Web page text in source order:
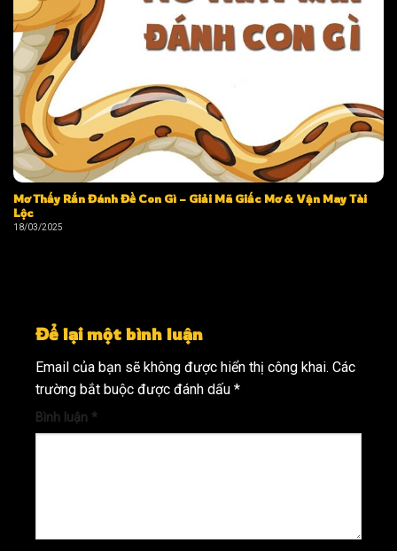
Mơ Thấy Rắn Đánh Đề Con Gì – Giải Mã Giấc Mơ & Vận May Tài
Lộc
18/03/2025
Để lại một bình luận
Email của bạn sẽ không được hiển thị công khai. Các
trường bắt buộc được đánh dấu *
Bình luận *